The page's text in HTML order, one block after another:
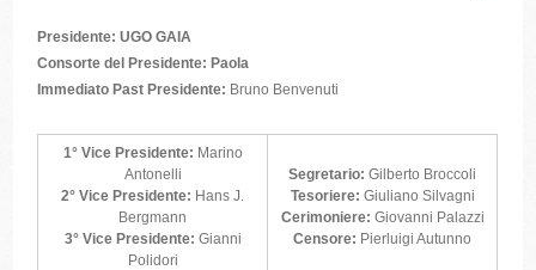
Presidente: UGO GAIA
Consorte del Presidente: Paola
Immediato Past Presidente: Bruno Benvenuti
1° Vice Presidente: Marino
Antonelli
2° Vice Presidente: Hans J.
Bergmann
3° Vice Presidente: Gianni
Polidori
Segretario: Gilberto Broccoli
Tesoriere: Giuliano Silvagni
Cerimoniere: Giovanni Palazzi
Censore: Pierluigi Autunno